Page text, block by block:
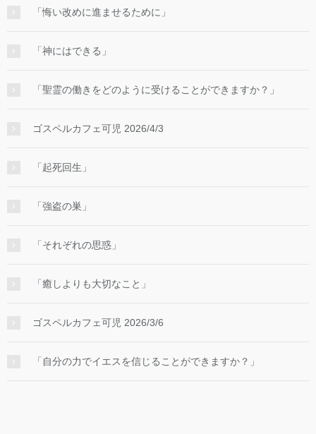
「悔い改めに進ませるために」
「神にはできる」
「聖霊の働きをどのように受けることができますか？」
ゴスペルカフェ可児 2026/4/3
「起死回生」
「強盗の巣」
「それぞれの思惑」
「癒しよりも大切なこと」
ゴスペルカフェ可児 2026/3/6
「自分の力でイエスを信じることができますか？」